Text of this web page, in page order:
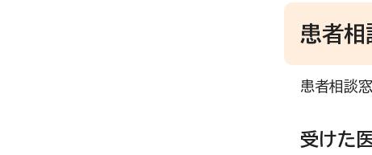
患者相
患者相談
受けた